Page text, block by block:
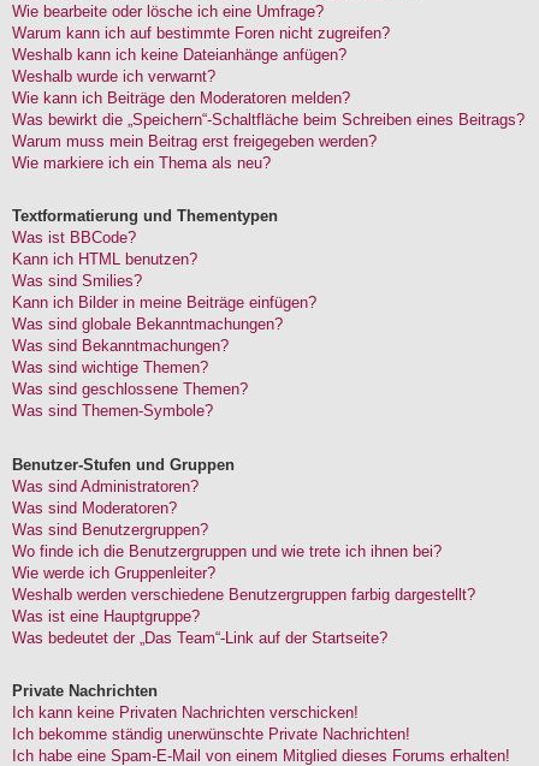
Wie bearbeite oder lösche ich eine Umfrage?
Warum kann ich auf bestimmte Foren nicht zugreifen?
Weshalb kann ich keine Dateianhänge anfügen?
Weshalb wurde ich verwarnt?
Wie kann ich Beiträge den Moderatoren melden?
Was bewirkt die „Speichern“-Schaltfläche beim Schreiben eines Beitrags?
Warum muss mein Beitrag erst freigegeben werden?
Wie markiere ich ein Thema als neu?
Textformatierung und Thementypen
Was ist BBCode?
Kann ich HTML benutzen?
Was sind Smilies?
Kann ich Bilder in meine Beiträge einfügen?
Was sind globale Bekanntmachungen?
Was sind Bekanntmachungen?
Was sind wichtige Themen?
Was sind geschlossene Themen?
Was sind Themen-Symbole?
Benutzer-Stufen und Gruppen
Was sind Administratoren?
Was sind Moderatoren?
Was sind Benutzergruppen?
Wo finde ich die Benutzergruppen und wie trete ich ihnen bei?
Wie werde ich Gruppenleiter?
Weshalb werden verschiedene Benutzergruppen farbig dargestellt?
Was ist eine Hauptgruppe?
Was bedeutet der „Das Team“-Link auf der Startseite?
Private Nachrichten
Ich kann keine Privaten Nachrichten verschicken!
Ich bekomme ständig unerwünschte Private Nachrichten!
Ich habe eine Spam-E-Mail von einem Mitglied dieses Forums erhalten!